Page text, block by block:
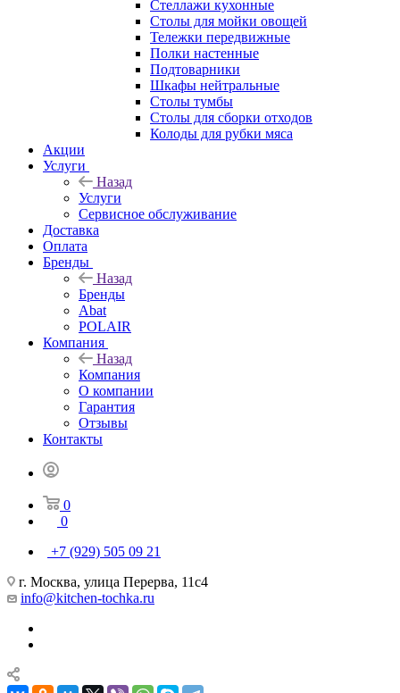
Стеллажи кухонные
Столы для мойки овощей
Тележки передвижные
Полки настенные
Подтоварники
Шкафы нейтральные
Столы тумбы
Столы для сборки отходов
Колоды для рубки мяса
Акции
Услуги
Назад
Услуги
Сервисное обслуживание
Доставка
Оплата
Бренды
Назад
Бренды
Abat
POLAIR
Компания
Назад
Компания
О компании
Гарантия
Отзывы
Контакты
0
0
+7 (929) 505 09 21
г. Москва, улица Перерва, 11с4
info@kitchen-tochka.ru